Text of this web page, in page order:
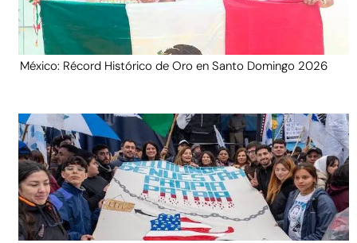
México: Récord Histórico de Oro en Santo Domingo 2026